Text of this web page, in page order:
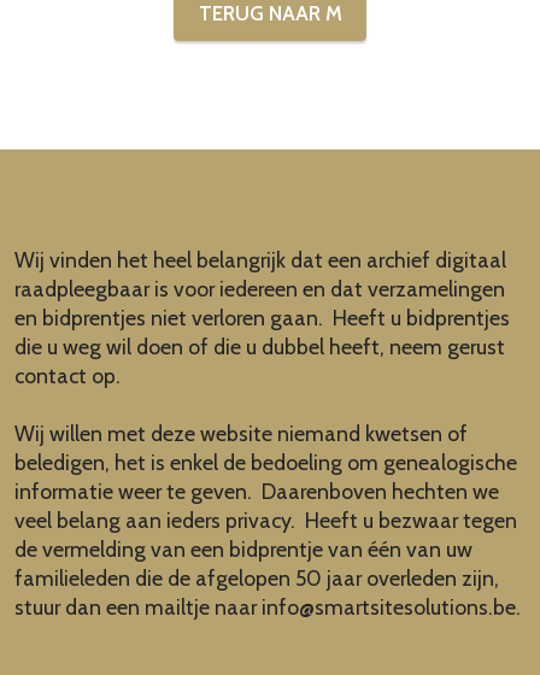
TERUG NAAR M
Wij vinden het heel belangrijk dat een archief digitaal
raadpleegbaar is voor iedereen en dat verzamelingen
en bidprentjes niet verloren gaan. Heeft u bidprentjes
die u weg wil doen of die u dubbel heeft, neem gerust
contact op.
Wij willen met deze website niemand kwetsen of
beledigen, het is enkel de bedoeling om genealogische
informatie weer te geven. Daarenboven hechten we
veel belang aan ieders privacy. Heeft u bezwaar tegen
de vermelding van een bidprentje van één van uw
familieleden die de afgelopen 50 jaar overleden zijn,
stuur dan een mailtje naarinfo@smartsitesolutions.be.